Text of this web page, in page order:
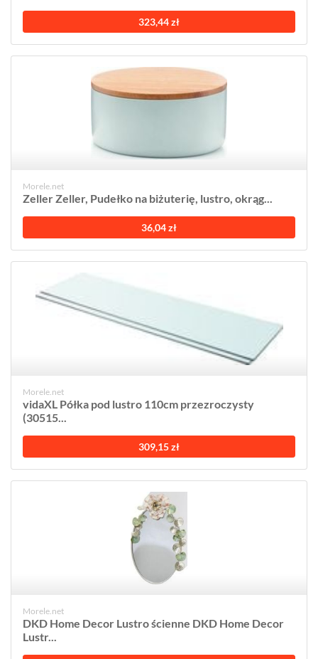
323,44 zł
Morele.net
Zeller Zeller, Pudełko na biżuterię, lustro, okrąg...
36,04 zł
Morele.net
vidaXL Półka pod lustro 110cm przezroczysty
(30515...
309,15 zł
Morele.net
DKD Home Decor Lustro ścienne DKD Home Decor
Lustr...